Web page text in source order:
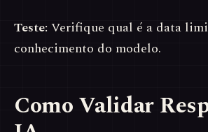
Teste: Verifique qual é a data
conhecimento do modelo.
Como Validar